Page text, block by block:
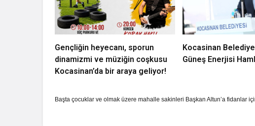
Gençliğin heyecanı, sporun
dinamizmi ve müziğin coşkusu
Kocasinan’da bir araya geliyor!
Kocasinan
Güneş Enerjisi
Başta çocuklar ve olmak üzere mahalle sakinleri Başkan Altun’a fidanlar